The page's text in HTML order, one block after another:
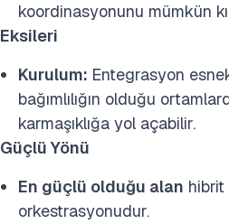
koordinasyonunu mümkün
Eksileri
Kurulum: Entegrasyon
bağımlılığın olduğu
karmaşıklığa yol açabilir.
Güçlü Yönü
En güçlü olduğu alan
orkestrasyonudur.